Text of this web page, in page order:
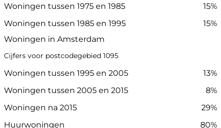
Woningen tussen 1975 en 1985
15%
Woningen tussen 1985 en 1995
15%
Woningen in Amsterdam
Cijfers voor postcodegebied 1095
Woningen tussen 1995 en 2005
13%
Woningen tussen 2005 en 2015
8%
Woningen na 2015
29%
Huurwoningen
80%